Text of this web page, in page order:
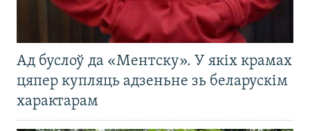
Ад буслоў да «Ментску». У якіх крамах
цяпер купляць адзеньне зь беларускім
характарам